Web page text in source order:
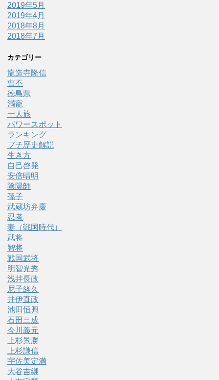
2019年5月
2019年4月
2018年8月
2018年7月
カテゴリー
龍造寺隆信
曹丕
徳島県
満寵
一人旅
パワースポット
ランキング
プチ歴史解説
生き方
自己啓発
安倍晴明
陰陽師
孫子
武蔵坊弁慶
忍者
妻（戦国時代）
武将
智将
戦国武将
明智光秀
浅井長政
尼子経久
井伊直政
池田恒興
石田三成
今川義元
上杉景勝
上杉謙信
宇佐美定満
大谷吉継